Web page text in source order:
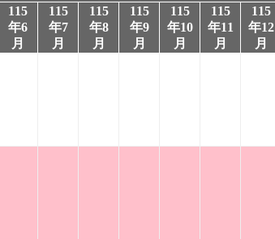
115
年6
月
115
年7
月
115
年8
月
115
年9
月
115
年10
月
115
年11
月
115
年12
月